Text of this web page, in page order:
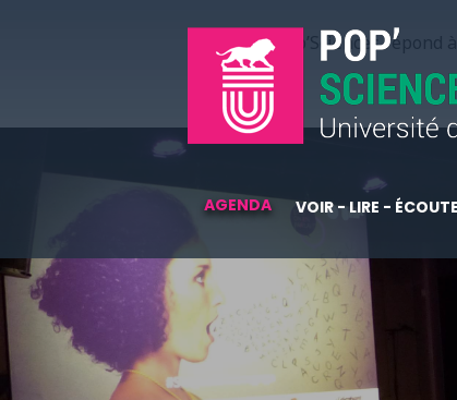
Pop’Sciences répond
AGENDA VOIR - LIRE -